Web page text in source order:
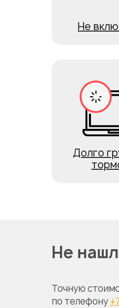
Не
Долго
Не
Точную
по телефону